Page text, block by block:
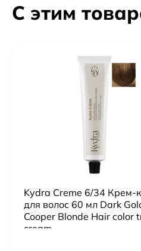
С этим
Kydra Creme 6/34 Крем-
для волос 60 мл Dark
Cooper Blonde Hair color
cream